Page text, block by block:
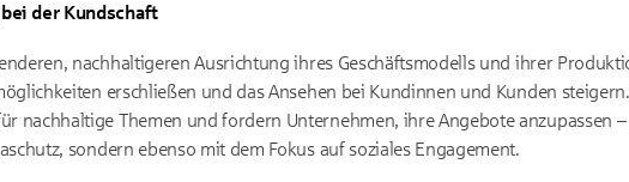
der Kundschaft
nachhaltigeren Ausrichtung ihres Geschäftsmodells und ihrer
erschließen und das Ansehen bei Kundinnen und Kunden
nachhaltige Themen und fordern Unternehmen, ihre Angebote anzupassen
sondern ebenso mit dem Fokus auf soziales Engagement.